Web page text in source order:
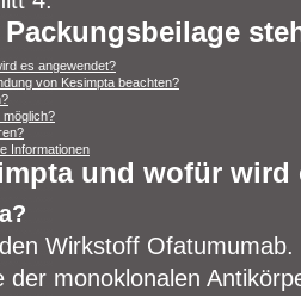
es angewendet?
von Kesimpta beachten?
möglich?
Informationen
und wofür wird
Wirkstoff
der monoklonalen